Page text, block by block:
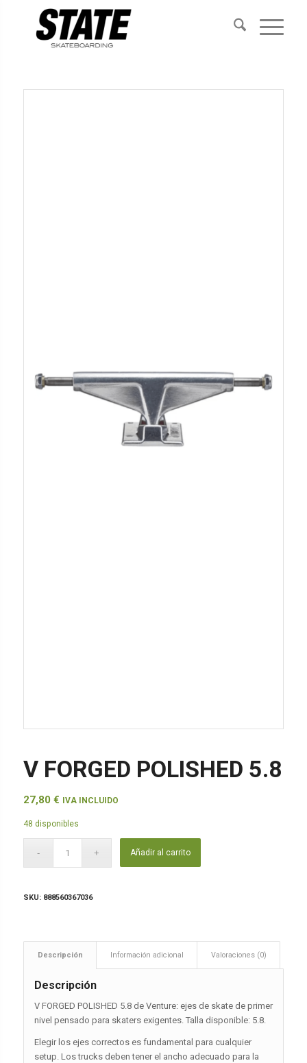
V FORGED POLISHED 5.8
27,80 € IVA INCLUIDO
48 disponibles
Añadir al carrito
SKU: 888560367036
Descripción Información adicional Valoraciones (0)
Descripción
V FORGED POLISHED 5.8 de Venture: ejes de skate de primer
nivel pensado para skaters exigentes. Talla disponible: 5.8.
Elegir los ejes correctos es fundamental para cualquier
setup. Los trucks deben tener el ancho adecuado para la